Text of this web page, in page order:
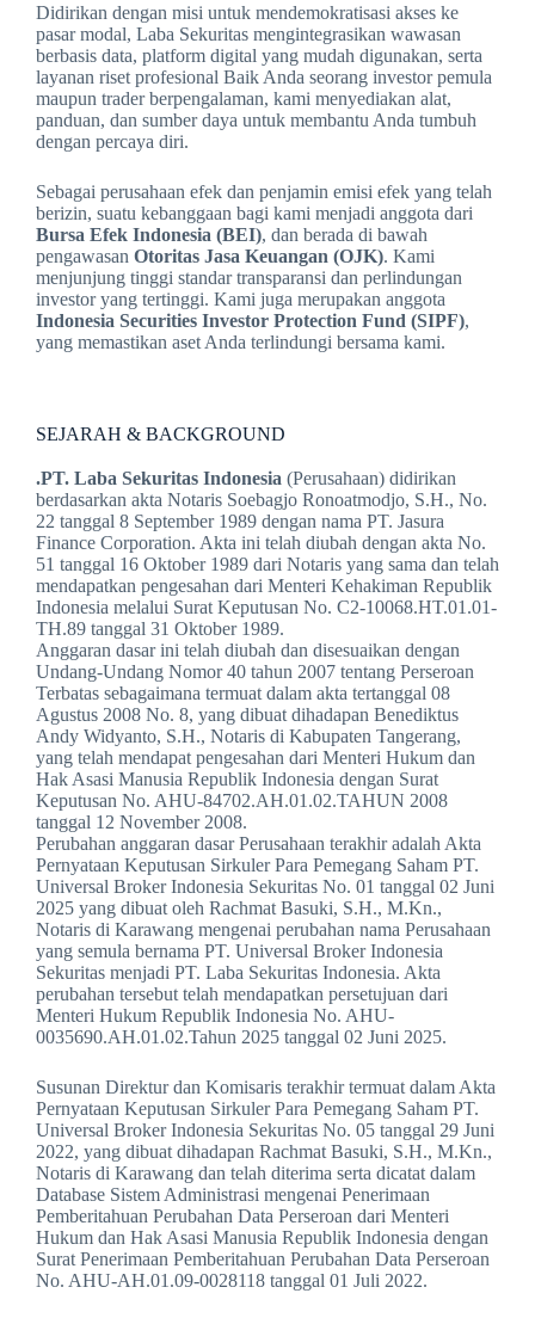
Didirikan dengan misi untuk mendemokratisasi akses ke
pasar modal, Laba Sekuritas mengintegrasikan wawasan
berbasis data, platform digital yang mudah digunakan, serta
layanan riset profesional Baik Anda seorang investor pemula
maupun trader berpengalaman, kami menyediakan alat,
panduan, dan sumber daya untuk membantu Anda tumbuh
dengan percaya diri.
Sebagai perusahaan efek dan penjamin emisi efek yang telah
berizin, suatu kebanggaan bagi kami menjadi anggota dari
Bursa Efek Indonesia (BEI), dan berada di bawah
pengawasan Otoritas Jasa Keuangan (OJK). Kami
menjunjung tinggi standar transparansi dan perlindungan
investor yang tertinggi. Kami juga merupakan anggota
Indonesia Securities Investor Protection Fund (SIPF),
yang memastikan aset Anda terlindungi bersama kami.
SEJARAH & BACKGROUND
.PT. Laba Sekuritas Indonesia (Perusahaan) didirikan
berdasarkan akta Notaris Soebagjo Ronoatmodjo, S.H., No.
22 tanggal 8 September 1989 dengan nama PT. Jasura
Finance Corporation. Akta ini telah diubah dengan akta No.
51 tanggal 16 Oktober 1989 dari Notaris yang sama dan telah
mendapatkan pengesahan dari Menteri Kehakiman Republik
Indonesia melalui Surat Keputusan No. C2-10068.HT.01.01-
TH.89 tanggal 31 Oktober 1989.
Anggaran dasar ini telah diubah dan disesuaikan dengan
Undang-Undang Nomor 40 tahun 2007 tentang Perseroan
Terbatas sebagaimana termuat dalam akta tertanggal 08
Agustus 2008 No. 8, yang dibuat dihadapan Benediktus
Andy Widyanto, S.H., Notaris di Kabupaten Tangerang,
yang telah mendapat pengesahan dari Menteri Hukum dan
Hak Asasi Manusia Republik Indonesia dengan Surat
Keputusan No. AHU-84702.AH.01.02.TAHUN 2008
tanggal 12 November 2008.
Perubahan anggaran dasar Perusahaan terakhir adalah Akta
Pernyataan Keputusan Sirkuler Para Pemegang Saham PT.
Universal Broker Indonesia Sekuritas No. 01 tanggal 02 Juni
2025 yang dibuat oleh Rachmat Basuki, S.H., M.Kn.,
Notaris di Karawang mengenai perubahan nama Perusahaan
yang semula bernama PT. Universal Broker Indonesia
Sekuritas menjadi PT. Laba Sekuritas Indonesia. Akta
perubahan tersebut telah mendapatkan persetujuan dari
Menteri Hukum Republik Indonesia No. AHU-
0035690.AH.01.02.Tahun 2025 tanggal 02 Juni 2025.
Susunan Direktur dan Komisaris terakhir termuat dalam Akta
Pernyataan Keputusan Sirkuler Para Pemegang Saham PT.
Universal Broker Indonesia Sekuritas No. 05 tanggal 29 Juni
2022, yang dibuat dihadapan Rachmat Basuki, S.H., M.Kn.,
Notaris di Karawang dan telah diterima serta dicatat dalam
Database Sistem Administrasi mengenai Penerimaan
Pemberitahuan Perubahan Data Perseroan dari Menteri
Hukum dan Hak Asasi Manusia Republik Indonesia dengan
Surat Penerimaan Pemberitahuan Perubahan Data Perseroan
No. AHU-AH.01.09-0028118 tanggal 01 Juli 2022.